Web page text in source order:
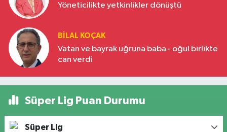
Yöneticilikte yetkinlikler dönüştü
BILAL KOÇAK
Vatan ve bayrak uğruna baba - oğul birlikte
can verdi
Süper Lig Puan Durumu
Süper Lig